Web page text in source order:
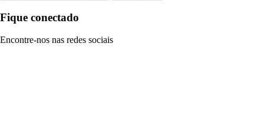
Fique conectado
Encontre-nos nas redes sociais